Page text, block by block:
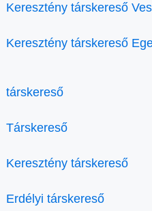
Keresztény társkereső
Keresztény társkereső
társkereső
Társkereső
Keresztény társkereső
Erdélyi társkereső